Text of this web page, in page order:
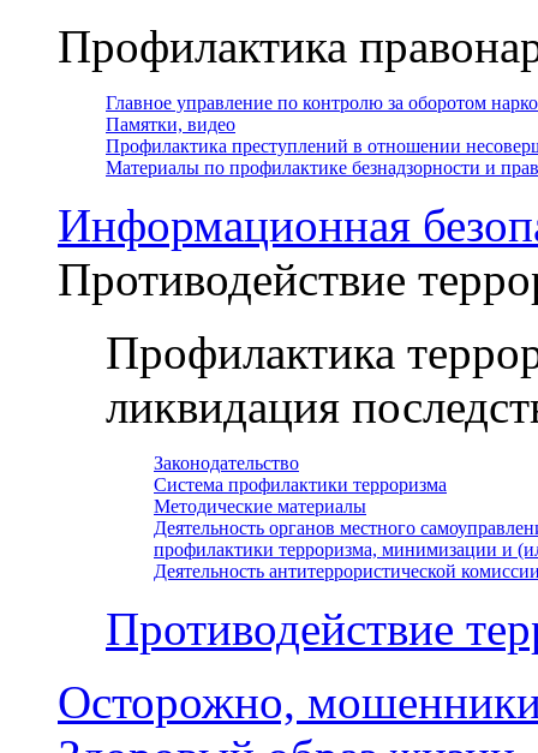
Профилактика
Главное управление по контролю за оборотом
Памятки, видео
Профилактика преступлений в отношении
Материалы по профилактике безнадзорности и
Информационная
Противодействие
Профилактика
ликвидация
Законодательство
Система профилактики терроризма
Методические материалы
Деятельность органов местного
профилактики терроризма, минимизации и
Деятельность антитеррористической
Противодействие
Осторожно,